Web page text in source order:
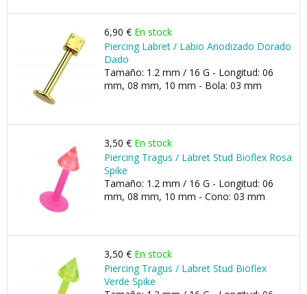
6,90 € En stock
Piercing Labret / Labio Anodizado Dorado
Dado
Tamaño: 1.2 mm / 16 G - Longitud: 06
mm, 08 mm, 10 mm - Bola: 03 mm
3,50 € En stock
Piercing Tragus / Labret Stud Bioflex Rosa
Spike
Tamaño: 1.2 mm / 16 G - Longitud: 06
mm, 08 mm, 10 mm - Cono: 03 mm
3,50 € En stock
Piercing Tragus / Labret Stud Bioflex
Verde Spike